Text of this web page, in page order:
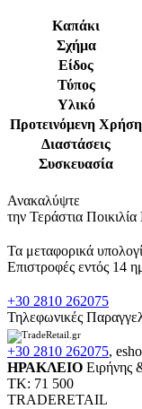
Καπάκι
Σχήμα
Είδος
Τύπος
Υλικό
Προτεινόμενη Χρήση
Διαστάσεις
Συσκευασία
Ανακαλύψτε
την Τεράστια
Τα μεταφορικά
Επιστροφές εντός 14
+30 2810 262075
Τηλεφωνικές
+30 2810 262075,
ΗΡΑΚΛΕΙΟ Ειρήνης
ΤΚ: 71 500
TRADERETAIL